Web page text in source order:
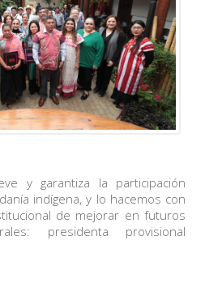
y garantiza la participación
indígena, y lo hacemos con
de mejorar en futuros
presidenta provisional